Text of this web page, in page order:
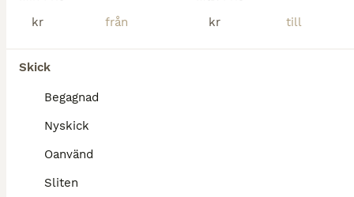
kr
kr
Skick
Begagnad
Nyskick
Oanvänd
Sliten